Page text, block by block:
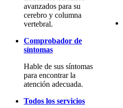
avanzados para su
cerebro y columna
vertebral.
Comprobador de
síntomas
Hable de sus síntomas
para encontrar la
atención adecuada.
Todos los servicios